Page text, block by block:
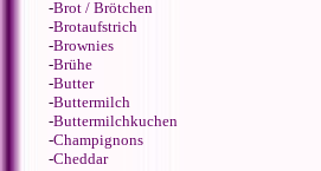
-Brot / Brötchen
-Brotaufstrich
-Brownies
-Brühe
-Butter
-Buttermilch
-Buttermilchkuchen
-Champignons
-Cheddar